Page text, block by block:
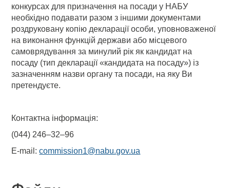
конкурсах для призначення на посади у НАБУ
необхідно подавати разом з іншими документами
роздруковану копію декларації особи, уповноваженої
на виконання функцій держави або місцевого
самоврядування за минулий рік як кандидат на
посаду (тип декларації «кандидата на посаду») із
зазначенням назви органу та посади, на яку Ви
претендуєте.
Контактна інформація:
(044) 246–32–96
E-mail:commission1@nabu.gov.ua